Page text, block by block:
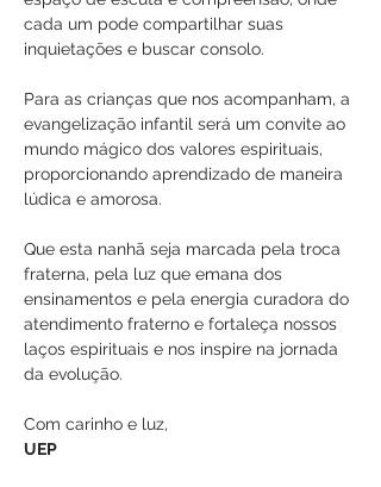
cada um pode compartilhar suas
inquietações e buscar consolo.
Para as crianças que nos acompanham, a
evangelização infantil será um convite ao
mundo mágico dos valores espirituais,
proporcionando aprendizado de maneira
lúdica e amorosa.
Que esta nanhã seja marcada pela troca
fraterna, pela luz que emana dos
ensinamentos e pela energia curadora do
atendimento fraterno e fortaleça nossos
laços espirituais e nos inspire na jornada
da evolução.
Com carinho e luz,
UEP